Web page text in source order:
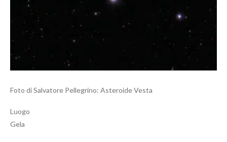
Foto di Salvatore Pellegrino: Asteroide Vesta
Luogo
Gela